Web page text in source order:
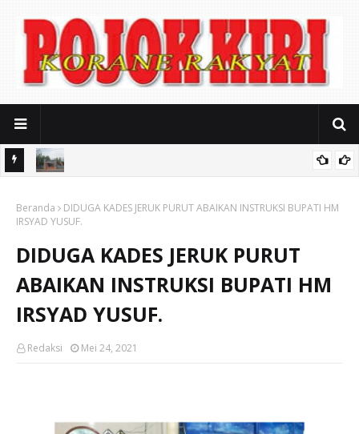
Seragam Mahal dan Iuran Komite
Beranda
DIDUGA KADES JERUK PURUT ABAIKAN INSTRUKSI BUPATI HM
IRSYAD YUSUF.
DIDUGA KADES JERUK PURUT
ABAIKAN INSTRUKSI BUPATI HM
IRSYAD YUSUF.
Redaksi Mei 24, 2021